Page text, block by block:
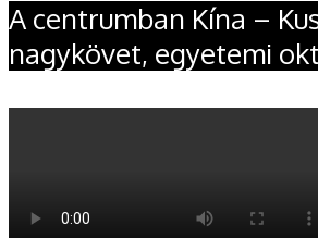
A centrumban Kína –
nagykövet, egyetemi